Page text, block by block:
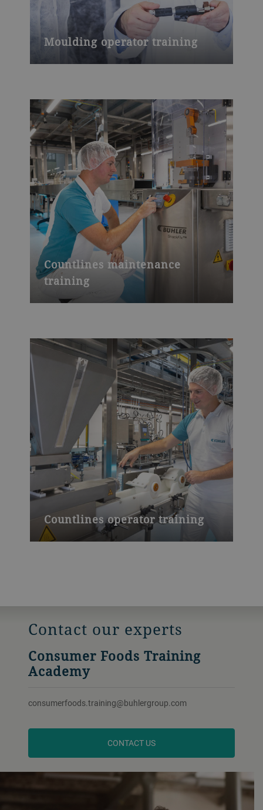
Moulding operator training
Countlines maintenance
training
Countlines operator training
Contact our experts
Consumer Foods Training
Academy
consumerfoods.training@buhlergroup.com
CONTACT US